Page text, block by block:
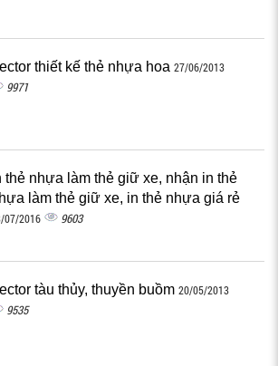
thiết kế thẻ nhựa hoa 27/06/2013
9971
thẻ nhựa làm thẻ giữ xe, nhận in thẻ
làm thẻ giữ xe, in thẻ nhựa giá rẻ
07/2016 9603
tàu thủy, thuyền buồm 20/05/2013
9535